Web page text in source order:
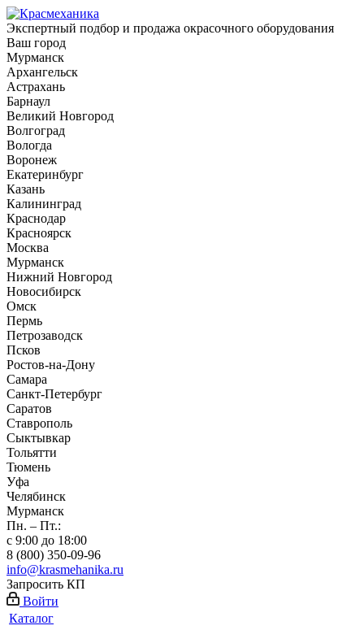
Экспертный подбор и продажа окрасочного оборудования
Ваш город
Мурманск
Архангельск
Астрахань
Барнаул
Великий Новгород
Волгоград
Вологда
Воронеж
Екатеринбург
Казань
Калининград
Краснодар
Красноярск
Москва
Мурманск
Нижний Новгород
Новосибирск
Омск
Пермь
Петрозаводск
Псков
Ростов-на-Дону
Самара
Санкт-Петербург
Саратов
Ставрополь
Сыктывкар
Тольятти
Тюмень
Уфа
Челябинск
Мурманск
Пн. – Пт.:
с 9:00 до 18:00
8 (800) 350-09-96
info@krasmehanika.ru
Запросить КП
Войти
Каталог